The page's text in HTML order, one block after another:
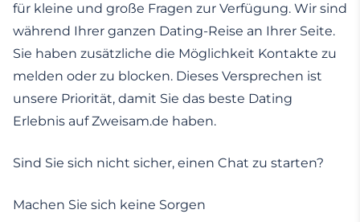
für kleine und große Fragen zur Verfügung. Wir sind
während Ihrer ganzen Dating-Reise an Ihrer Seite.
Sie haben zusätzliche die Möglichkeit Kontakte zu
melden oder zu blocken. Dieses Versprechen ist
unsere Priorität, damit Sie das beste Dating
Erlebnis auf Zweisam.de haben.
Sind Sie sich nicht sicher, einen Chat zu starten?
Machen Sie sich keine Sorgen